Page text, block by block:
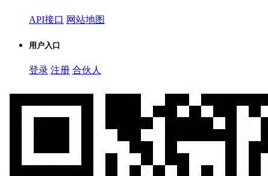
API接口 网站地图
用户入口
登录 注册 合伙人